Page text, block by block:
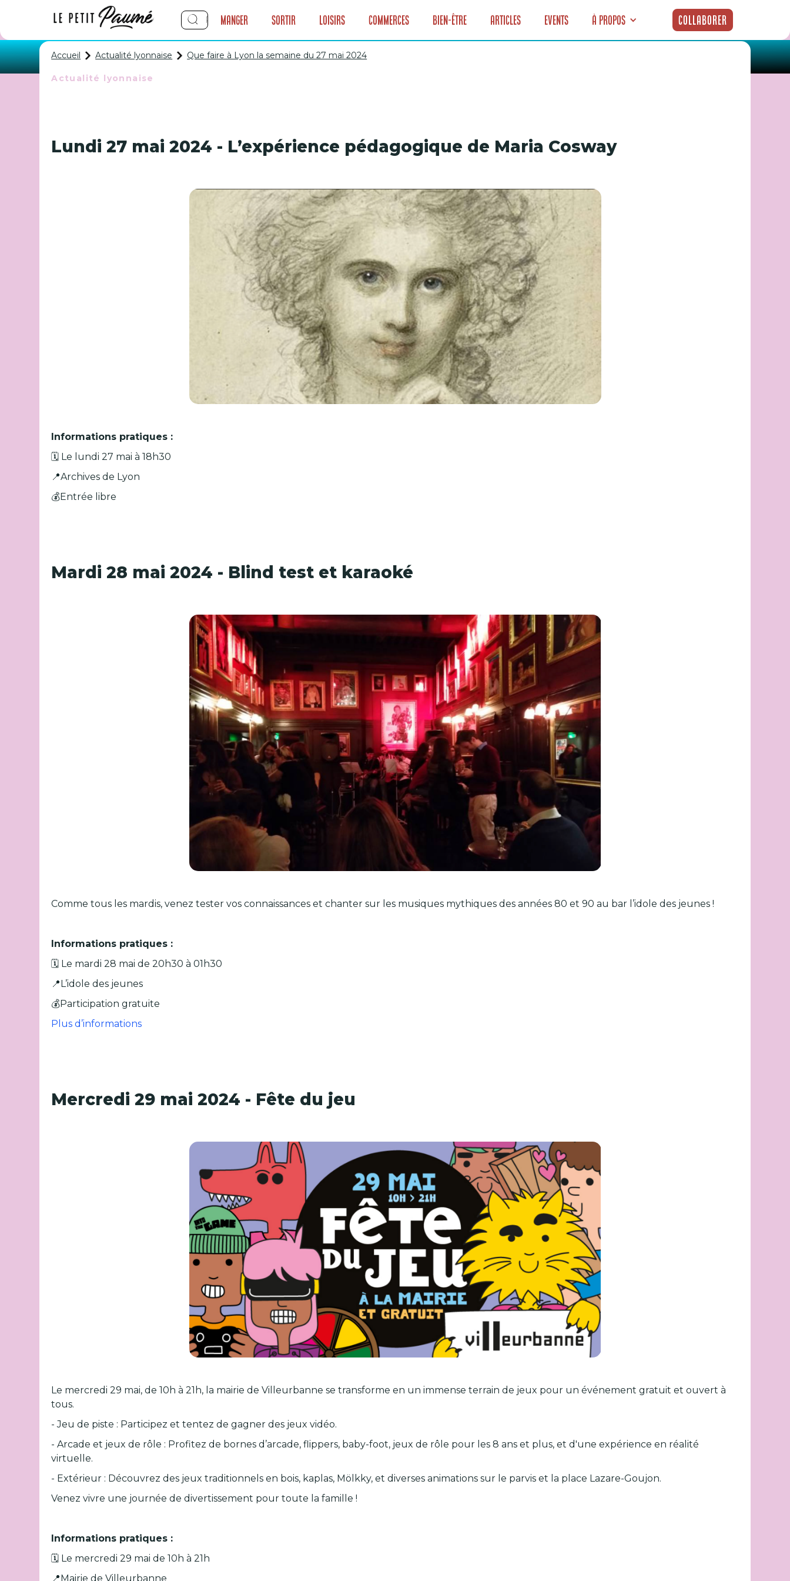
Manger Sortir Loisirs Commerces Bien-être Articles Events À propos Collaborer
Accueil Actualité lyonnaise Que faire à Lyon la semaine du 27 mai 2024
Actualité lyonnaise
Lundi 27 mai 2024 - L’expérience pédagogique de Maria Cosway
Informations pratiques :
🗓️ Le lundi 27 mai à 18h30
📍Archives de Lyon
💰Entrée libre
Mardi 28 mai 2024 - Blind test et karaoké
Comme tous les mardis, venez tester vos connaissances et chanter sur les musiques mythiques des années 80 et 90 au bar l’idole des jeunes !
Informations pratiques :
🗓️ Le mardi 28 mai de 20h30 à 01h30
📍L’idole des jeunes
💰Participation gratuite
Plus d’informations
Mercredi 29 mai 2024 - Fête du jeu
Le mercredi 29 mai, de 10h à 21h, la mairie de Villeurbanne se transforme en un immense terrain de jeux pour un événement gratuit et ouvert à
tous.
- Jeu de piste : Participez et tentez de gagner des jeux vidéo.
- Arcade et jeux de rôle : Profitez de bornes d’arcade, flippers, baby-foot, jeux de rôle pour les 8 ans et plus, et d'une expérience en réalité
virtuelle.
- Extérieur : Découvrez des jeux traditionnels en bois, kaplas, Mölkky, et diverses animations sur le parvis et la place Lazare-Goujon.
Venez vivre une journée de divertissement pour toute la famille !
Informations pratiques :
🗓️ Le mercredi 29 mai de 10h à 21h
📍Mairie de Villeurbanne